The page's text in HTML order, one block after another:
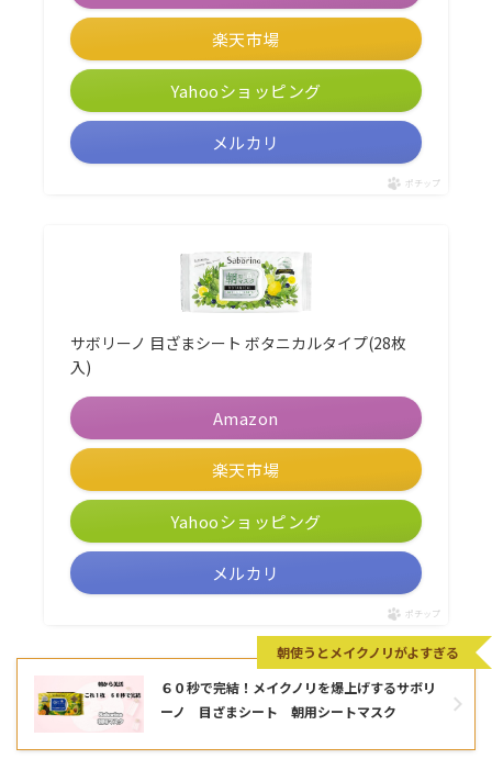
楽天市場
Yahooショッピング
メルカリ
ポチップ
サボリーノ 目ざまシート ボタニカルタイプ(28枚
入)
Amazon
楽天市場
Yahooショッピング
メルカリ
ポチップ
６０秒で完結！メイクノリを爆上げするサボリ
ーノ 目ざまシート 朝用シートマスク
朝使うとメイクノリがよすぎる